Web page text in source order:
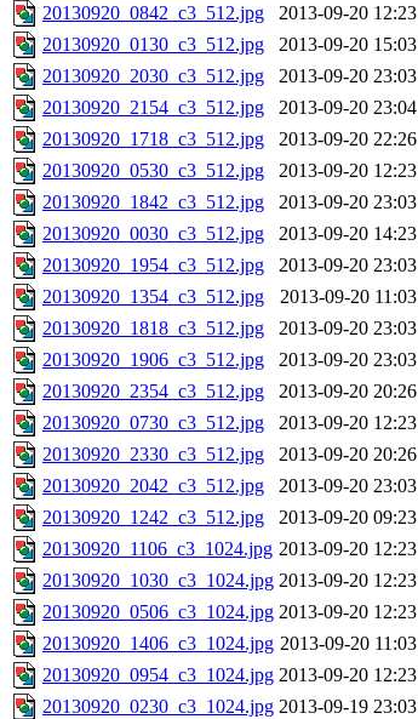
20130920_0842_c3_512.jpg
2013-09-20 12:23
20130920_0130_c3_512.jpg
2013-09-20 15:03
20130920_2030_c3_512.jpg
2013-09-20 23:03
20130920_2154_c3_512.jpg
2013-09-20 23:04
20130920_1718_c3_512.jpg
2013-09-20 22:26
20130920_0530_c3_512.jpg
2013-09-20 12:23
20130920_1842_c3_512.jpg
2013-09-20 23:03
20130920_0030_c3_512.jpg
2013-09-20 14:23
20130920_1954_c3_512.jpg
2013-09-20 23:03
20130920_1354_c3_512.jpg
2013-09-20 11:03
20130920_1818_c3_512.jpg
2013-09-20 23:03
20130920_1906_c3_512.jpg
2013-09-20 23:03
20130920_2354_c3_512.jpg
2013-09-20 20:26
20130920_0730_c3_512.jpg
2013-09-20 12:23
20130920_2330_c3_512.jpg
2013-09-20 20:26
20130920_2042_c3_512.jpg
2013-09-20 23:03
20130920_1242_c3_512.jpg
2013-09-20 09:23
20130920_1106_c3_1024.jpg 2013-09-20 12:23
20130920_1030_c3_1024.jpg 2013-09-20 12:23
20130920_0506_c3_1024.jpg 2013-09-20 12:23
20130920_1406_c3_1024.jpg 2013-09-20 11:03
20130920_0954_c3_1024.jpg 2013-09-20 12:23
20130920_0230_c3_1024.jpg 2013-09-19 23:03